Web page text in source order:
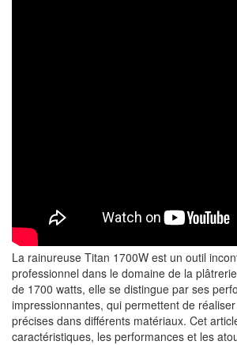
La rainureuse Titan 1700W est un outil
professionnel dans le domaine de la
de 1700 watts, elle se distingue par ses
impressionnantes, qui permettent de
précises dans différents matériaux. Cet
caractéristiques, les performances et les